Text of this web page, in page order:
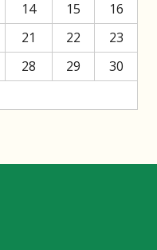
14 15
16
21 22
23
28 29
30